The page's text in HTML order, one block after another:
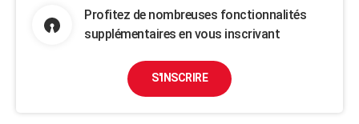
Profitez de nombreuses fonctionnalités
supplémentaires en vous inscrivant
S'INSCRIRE